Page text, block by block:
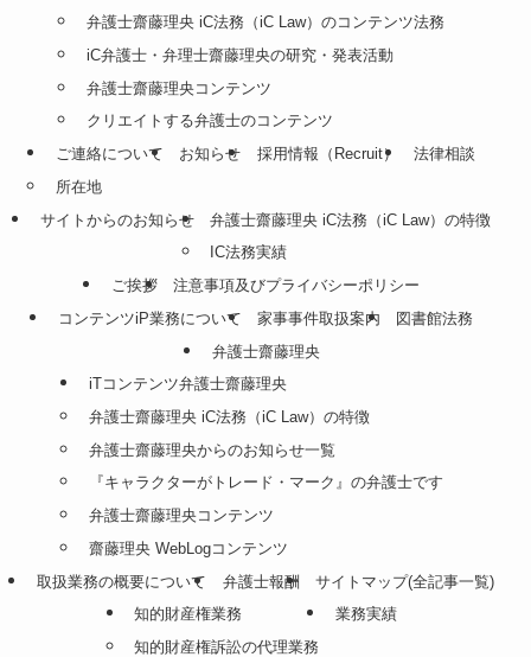
弁護士齋藤理央 iC法務（iC Law）のコンテンツ法務
iC弁護士・弁理士齋藤理央の研究・発表活動
弁護士齋藤理央コンテンツ
クリエイトする弁護士のコンテンツ
ご連絡について
所在地
お知らせ 採用情報（Recruit） 法律相談
サイトからのお知らせ
弁護士齋藤理央 iC法務（iC Law）の特徴
IC法務実績
ご挨拶
注意事項及びプライバシーポリシー
コンテンツiP業務について
家事事件取扱案内
図書館法務
弁護士齋藤理央
iTコンテンツ弁護士齋藤理央
弁護士齋藤理央 iC法務（iC Law）の特徴
弁護士齋藤理央からのお知らせ一覧
『キャラクターがトレード・マーク』の弁護士です
弁護士齋藤理央コンテンツ
齋藤理央 WebLogコンテンツ
取扱業務の概要について
弁護士報酬
サイトマップ(全記事一覧)
知的財産権業務
知的財産権訴訟の代理業務
業務実績